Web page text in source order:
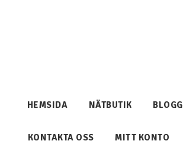
HEMSIDA NÄTBUTIK BLOGG
KONTAKTA OSS MITT KONTO